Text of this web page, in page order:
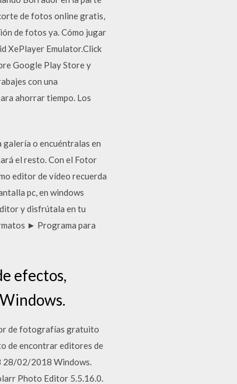
de fotos online gratis,
de fotos ya. Cómo jugar
XePlayer Emulator.Click
Google Play Store y
con una
ahorrar tiempo. Los
o encuéntralas en
el resto. Con el Fotor
editor de vídeo recuerda
pc, en windows
y disfrútala en tu
► Programa para
efectos,
de fotografías gratuito
de encontrar editores de
28/02/2018 Windows.
Photo Editor 5.5.16.0.